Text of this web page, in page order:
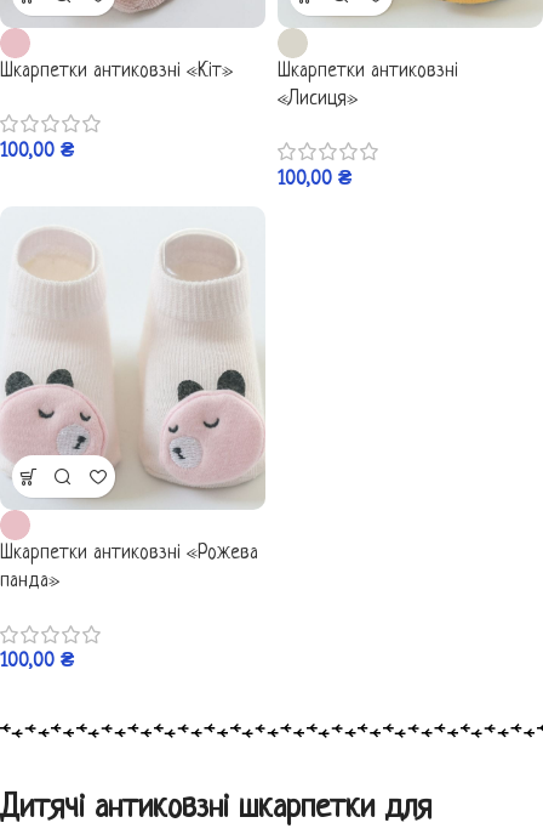
Шкарпетки антиковзні «Кіт»
100,00 ₴
Шкарпетки антиковзні
«Лисиця»
100,00 ₴
Шкарпетки антиковзні «Рожева
панда»
100,00 ₴
Дитячі антиковзні шкарпетки для